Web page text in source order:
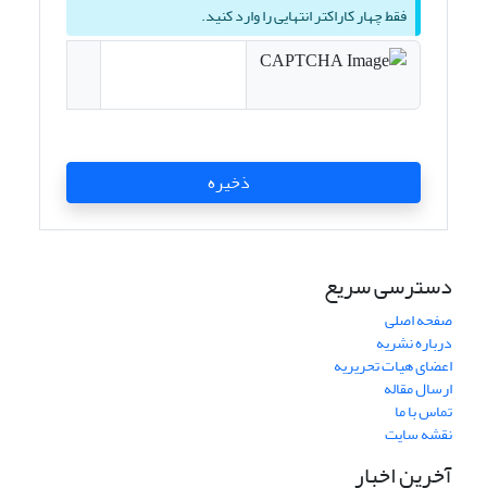
فقط چهار کاراکتر انتهایی را وارد کنید.
ذخیره
دسترسی سریع
صفحه اصلی
درباره نشریه
اعضای هیات تحریریه
ارسال مقاله
تماس با ما
نقشه سایت
آخرین اخبار